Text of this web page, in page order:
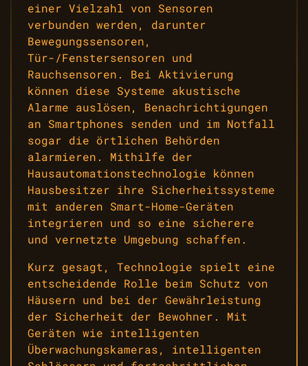
einer Vielzahl von Sensoren
verbunden werden, darunter
Bewegungssensoren,
Tür-/Fenstersensoren und
Rauchsensoren. Bei Aktivierung
können diese Systeme akustische
Alarme auslösen, Benachrichtigungen
an Smartphones senden und im Notfall
sogar die örtlichen Behörden
alarmieren. Mithilfe der
Hausautomationstechnologie können
Hausbesitzer ihre Sicherheitssysteme
mit anderen Smart-Home-Geräten
integrieren und so eine sicherere
und vernetzte Umgebung schaffen.
Kurz gesagt, Technologie spielt eine
entscheidende Rolle beim Schutz von
Häusern und bei der Gewährleistung
der Sicherheit der Bewohner. Mit
Geräten wie intelligenten
Überwachungskameras, intelligenten